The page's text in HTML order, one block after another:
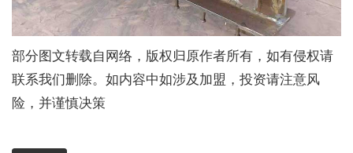
部分图文转载自网络，版权归原作者所有，如有侵权请
联系我们删除。如内容中如涉及加盟，投资请注意风
险，并谨慎决策